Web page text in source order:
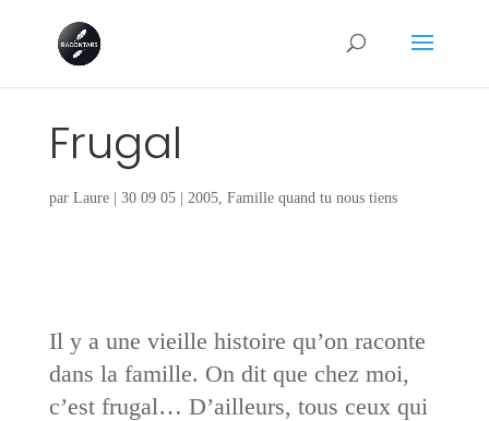
Frugal
par Laure| 30 09 05| 2005, Famille quand tu nous tiens
Il y a une vieille histoire qu’on raconte
dans la famille. On dit que chez moi,
c’est frugal… D’ailleurs, tous ceux qui